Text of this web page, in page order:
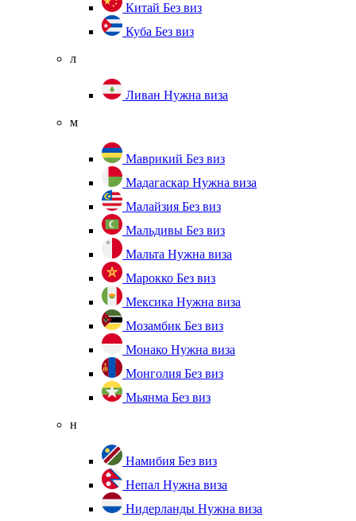
Китай Без виз
Куба Без виз
л
Ливан Нужна виза
м
Маврикий Без виз
Мадагаскар Нужна виза
Малайзия Без виз
Мальдивы Без виз
Мальта Нужна виза
Марокко Без виз
Мексика Нужна виза
Мозамбик Без виз
Монако Нужна виза
Монголия Без виз
Мьянма Без виз
н
Намибия Без виз
Непал Нужна виза
Нидерланды Нужна виза